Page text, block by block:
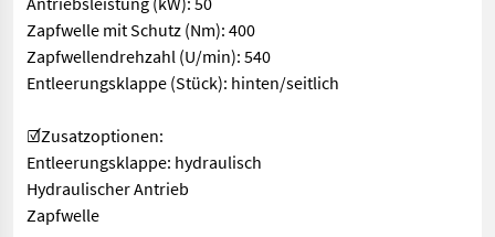
Zapfwelle mit Schutz (Nm): 400
Zapfwellendrehzahl (U/min): 540
Entleerungsklappe (Stück): hinten/seitlich
☑️Zusatzoptionen:
Entleerungsklappe: hydraulisch
Hydraulischer Antrieb
Zapfwelle